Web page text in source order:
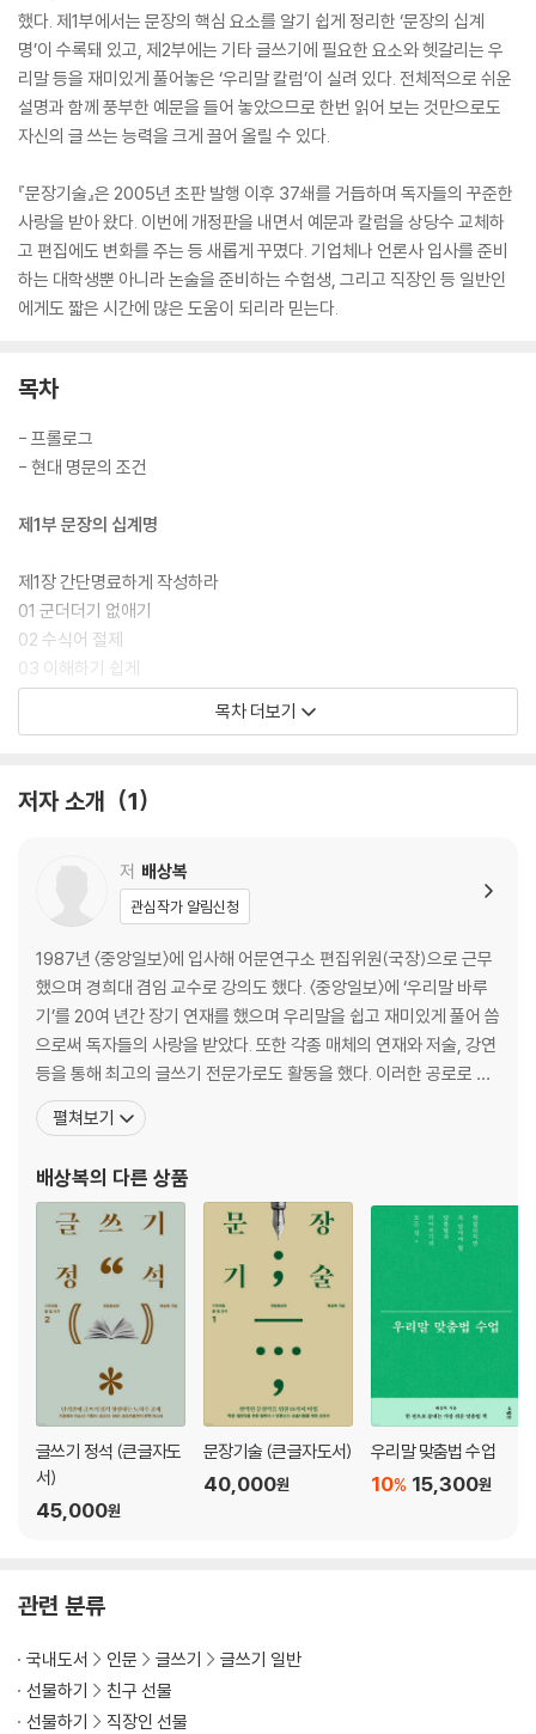
했다. 제1부에서는 문장의 핵심 요소를 알기 쉽게 정리한 ‘문장의 십계
명’이 수록돼 있고, 제2부에는 기타 글쓰기에 필요한 요소와 헷갈리는 우
리말 등을 재미있게 풀어놓은 ‘우리말 칼럼’이 실려 있다. 전체적으로 쉬운
설명과 함께 풍부한 예문을 들어 놓았으므로 한번 읽어 보는 것만으로도
자신의 글 쓰는 능력을 크게 끌어 올릴 수 있다.
『문장기술』은 2005년 초판 발행 이후 37쇄를 거듭하며 독자들의 꾸준한
사랑을 받아 왔다. 이번에 개정판을 내면서 예문과 칼럼을 상당수 교체하
고 편집에도 변화를 주는 등 새롭게 꾸몄다. 기업체나 언론사 입사를 준비
하는 대학생뿐 아니라 논술을 준비하는 수험생, 그리고 직장인 등 일반인
에게도 짧은 시간에 많은 도움이 되리라 믿는다.
목차
- 프롤로그
- 현대 명문의 조건
제1부 문장의 십계명
제1장 간단명료하게 작성하라
01 군더더기 없애기
02 수식어 절제
03 이해하기 쉽게
04 문장은 짧게
06 구절 중복
제3장 호응이 중요하다
09 주어와 서술어의 호응
10 목적어와 서술어의 호응
11 논리적 호응
12 단어의 특성에 따른 호응
제4장 피동형으로 만들지 마라
13 가급적 능동형으로
제5장 단어의 위치에 신경 써라
15 수식어는 수식되는 말 가까이에
16 주어와 서술어는 너무 멀지 않게
17 의미 파악이 쉽도록 위치 선정
18 비슷한 한자어 구분하기
19 비슷한 순우리말 구분하기
20 조사 정확하게 사용하기
제7장 단어와 구절을 대등하게 나열하라
21 같은 성격의 단어 나열
제8장 띄어쓰기를 철저히 하라
24 쓰임새에 따라 띄어쓰기를 달리하는 것들
25 기타 헷갈리는 띄어쓰기
목차 더보기
저자 소개 1
저 배상복
관심작가 알림신청
1987년 〈중앙일보〉에 입사해 어문연구소 편집위원(국장)으로 근무
했으며 경희대 겸임 교수로 강의도 했다. 〈중앙일보〉에 ‘우리말 바루
기’를 20여 년간 장기 연재를 했으며 우리말을 쉽고 재미있게 풀어 씀
으로써 독자들의 사랑을 받았다. 또한 각종 매체의 연재와 저술, 강연
등을 통해 최고의 글쓰기 전문가로도 활동을 했다. 이러한 공로로 문
화부장관상인 ‘우리말 글 대상’을 2회 수상했으며, 2022년 한글날 한
글학회가 주는 ‘국어운동 공로 표창’을 받기도 했다. 지은 책으로는
토링》, 《단어가 인격이다》, 《
펼쳐보기
배상복의 다른 상품
글쓰기 정석 (큰글자도
서)
45,000원
문장기술 (큰글자도서)
40,000원
우리말 맞춤법 수업
15,300원
10%
관련 분류
국내도서 인문 글쓰기
글쓰기 일반
선물하기
친구 선물
선물하기
직장인 선물